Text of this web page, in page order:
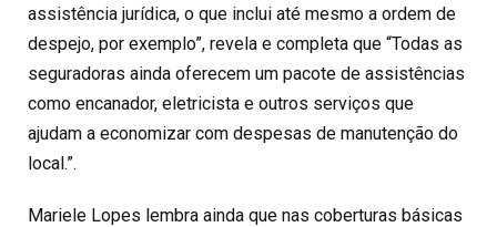
assistência jurídica, o que inclui até mesmo a ordem de
despejo, por exemplo”, revela e completa que “Todas as
seguradoras ainda oferecem um pacote de assistências
como encanador, eletricista e outros serviços que
ajudam a economizar com despesas de manutenção do
local.”.
Mariele Lopes lembra ainda que nas coberturas básicas